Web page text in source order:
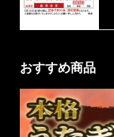
おすすめ商品